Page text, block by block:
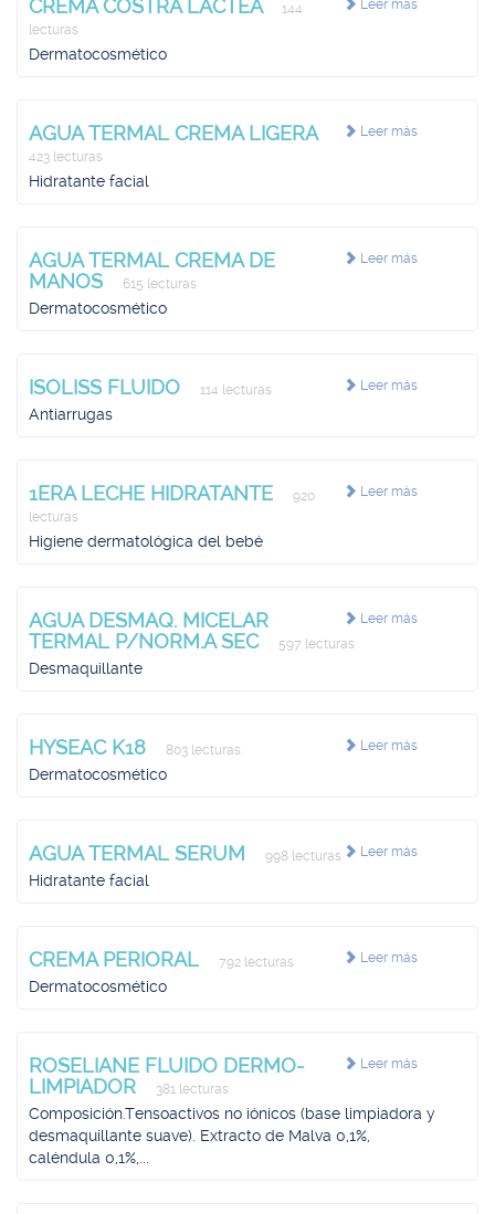
Leer más
CREMA COSTRA LACTEA
144
lecturas
Dermatocosmético
Leer más
AGUA TERMAL CREMA LIGERA
423 lecturas
Hidratante facial
Leer más
AGUA TERMAL CREMA DE
MANOS
615 lecturas
Dermatocosmético
Leer más
ISOLISS FLUIDO 114 lecturas
Antiarrugas
Leer más
1ERA LECHE HIDRATANTE
920
lecturas
Higiene dermatológica del bebé
Leer más
AGUA DESMAQ. MICELAR
TERMAL P/NORM.A SEC
597 lecturas
Desmaquillante
Leer más
HYSEAC K18 803 lecturas
Dermatocosmético
Leer más
AGUA TERMAL SERUM 998 lecturas
Hidratante facial
Leer más
CREMA PERIORAL 792 lecturas
Dermatocosmético
Leer más
ROSELIANE FLUIDO DERMO-
LIMPIADOR
381 lecturas
Composición.Tensoactivos no iónicos (base limpiadora y
desmaquillante suave). Extracto de Malva 0,1%,
caléndula 0,1%,...